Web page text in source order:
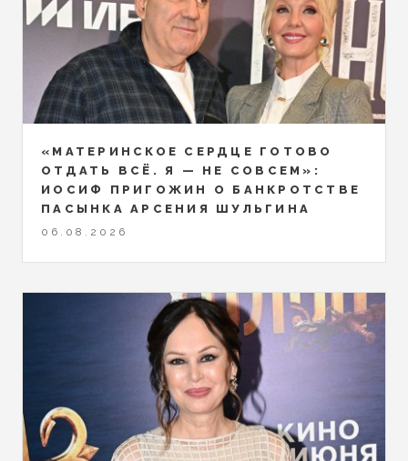
«МАТЕРИНСКОЕ СЕРДЦЕ ГОТОВО
ОТДАТЬ ВСЁ. Я — НЕ СОВСЕМ»:
ИОСИФ ПРИГОЖИН О БАНКРОТСТВЕ
ПАСЫНКА АРСЕНИЯ ШУЛЬГИНА
06.08.2026